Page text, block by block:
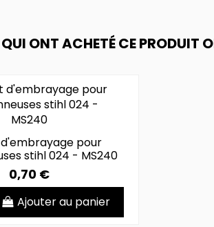
ONT ACHETÉ CE PRODUIT
pour
stihl 024 - MS240
0,70 €
Ajouter au panier